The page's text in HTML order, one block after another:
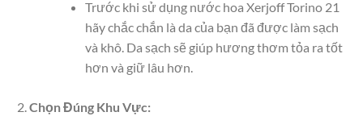
Trước khi sử dụng nước hoa Xerjoff Torino 21
hãy chắc chắn là da của bạn đã được làm sạch
và khô. Da sạch sẽ giúp hương thơm tỏa ra tốt
hơn và giữ lâu hơn.
Chọn Đúng Khu Vực: